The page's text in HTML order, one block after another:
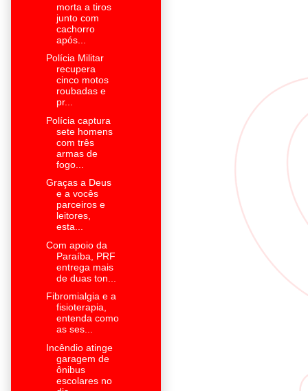
morta a tiros
junto com
cachorro
após...
Polícia Militar
recupera
cinco motos
roubadas e
pr...
Polícia captura
sete homens
com três
armas de
fogo...
Graças a Deus
e a vocês
parceiros e
leitores,
esta...
Com apoio da
Paraíba, PRF
entrega mais
de duas ton...
Fibromialgia e a
fisioterapia,
entenda como
as ses...
Incêndio atinge
garagem de
ônibus
escolares no